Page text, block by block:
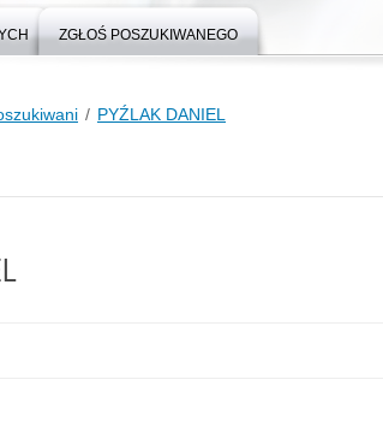
ZGŁOŚ POSZUKIWANEGO
PYŹLAK DANIEL